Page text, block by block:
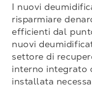
I nuovi
risparmiare
efficienti dal
nuovi
settore di
interno integrato
installata